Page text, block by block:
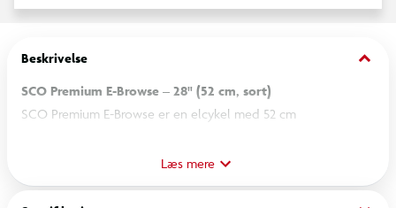
Beskrivelse keyboard_arrow_down
SCO Premium E-Browse – 28" (52 cm, sort)
SCO Premium E-Browse er en elcykel med 52 cm
stabil kørsel på asfalt og faste underlag. Cyklen er udstyret
med 7 indvendige Shimano Nexus-gear, der betjenes via
Læs mere